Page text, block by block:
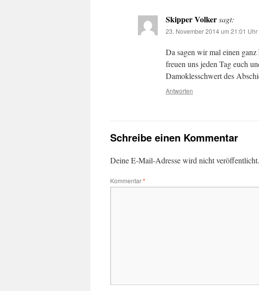
Skipper Volkersagt:
23. November 2014 um 21:01 Uhr
Da sagen wir mal einen
freuen uns jeden Tag euch
Damoklesschwert des
Antworten
Schreibe einen Kommentar
Deine E-Mail-Adresse wird nicht veröffentlicht.
Kommentar*